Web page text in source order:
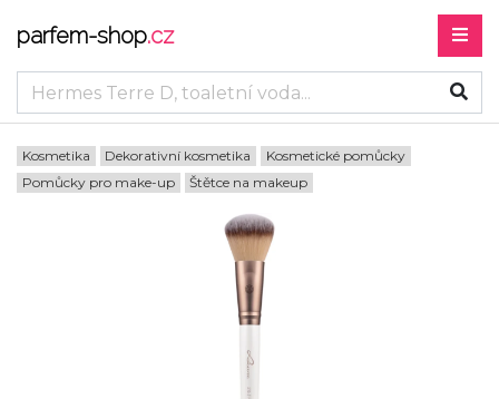
parfem-shop.cz
Kosmetika Dekorativní kosmetika
Kosmetické pomůcky
Pomůcky pro make-up
Štětce na makeup